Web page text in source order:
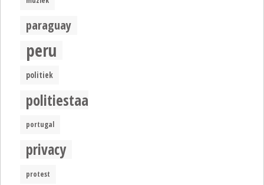
paraguay
peru
politiek
politiestaat
portugal
privacy
protest